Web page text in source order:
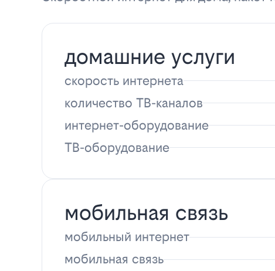
домашние услуги
скорость интернета
количество ТВ-каналов
интернет-оборудование
ТВ-оборудование
мобильная связь
мобильный интернет
мобильная связь